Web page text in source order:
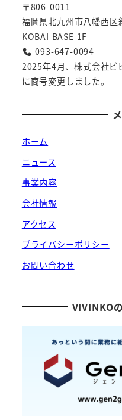
〒806-0011
福岡県北九州市八幡西
KOBAI BASE 1F
093-647-0094
2025年4月、株式会社ビ
に商号変更しました。
ホーム
ニュース
事業内容
会社情報
アクセス
プライバシーポリシー
お問い合わせ
VIVINKO